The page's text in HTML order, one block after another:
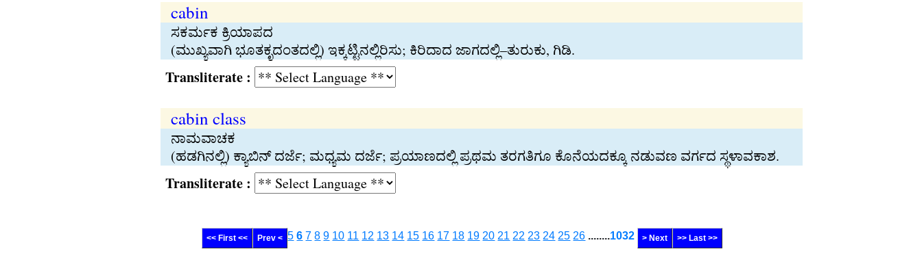
cabin
ಸಕರ್ಮಕ ಕ್ರಿಯಾಪದ
(ಮುಖ್ಯವಾಗಿ ಭೂತಕೃದಂತದಲ್ಲಿ) ಇಕ್ಕಟ್ಟಿನಲ್ಲಿರಿಸು; ಕಿರಿದಾದ ಜಾಗದಲ್ಲಿ–ತುರುಕು, ಗಿಡಿ.
Transliterate :
cabin class
ನಾಮವಾಚಕ
(ಹಡಗಿನಲ್ಲಿ) ಕ್ಯಾಬಿನ್‍ ದರ್ಜೆ; ಮಧ್ಯಮ ದರ್ಜೆ; ಪ್ರಯಾಣದಲ್ಲಿ ಪ್ರಥಮ ತರಗತಿಗೂ ಕೊನೆಯದಕ್ಕೂ ನಡುವಣ ವರ್ಗದ ಸ್ಥಳಾವಕಾಶ.
Transliterate :
<< First << Prev < 5 6 7 8 9 10 11 12 13 14 15 16 17 18 19 20 21 22 23 24 25 26 ........1032 > Next >> Last >>